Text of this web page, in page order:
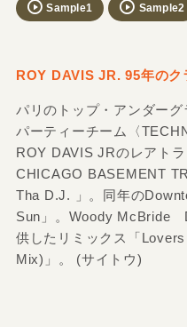
Sample1 Sample2
ROY DAVIS JR. 95年のク
パリのトップ・アンダー
パーティーチーム〈
ROY DAVIS JRのレアト
CHICAGO BASEMENT
Tha D.J. 」。同年の
Sun」。Woody McBride
供したリミックス「
Mix)」。 (サイトウ)